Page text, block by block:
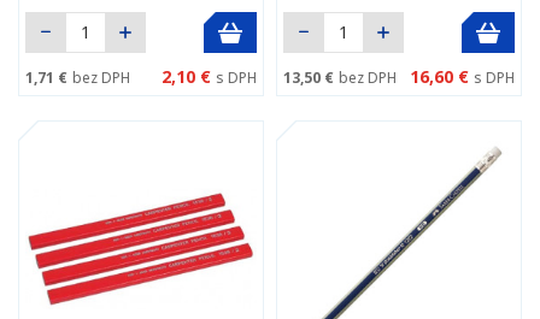
1,71 € bez DPH 2,10 € s DPH 13,50 € bez DPH 16,60 € s DPH